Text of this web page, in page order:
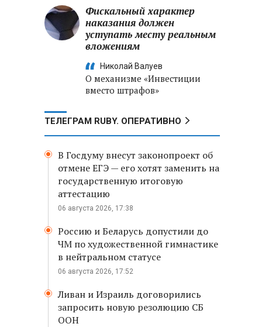
Фискальный характер
наказания должен
уступать месту реальным
вложениям
Николай Валуев
О механизме «Инвестиции
вместо штрафов»
ТЕЛЕГРАМ RUBY. ОПЕРАТИВНО
В Госдуму внесут законопроект об
отмене ЕГЭ — его хотят заменить на
государственную итоговую
аттестацию
06 августа 2026, 17:38
Россию и Беларусь допустили до
ЧМ по художественной гимнастике
в нейтральном статусе
06 августа 2026, 17:52
Ливан и Израиль договорились
запросить новую резолюцию СБ
ООН